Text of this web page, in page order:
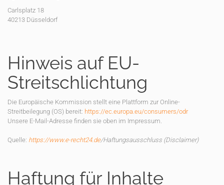
Carlsplatz 18
40213 Düsseldorf
Hinweis auf EU-
Streitschlichtung
Die Europäische Kommission stellt eine Plattform zur Online-
Streitbeilegung (OS) bereit: https://ec.europa.eu/consumers/odr
Unsere E-Mail-Adresse finden sie oben im Impressum.
Quelle: https://www.e-recht24.de/Haftungsausschluss (Disclaimer)
Haftung für Inhalte